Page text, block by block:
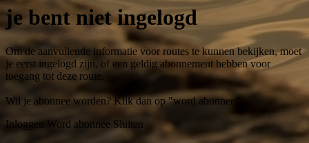
je bent niet ingelogd
Om de aanvullende informatie voor routes te kunnen bekijken, moet
je eerst ingelogd zijn, of een geldig abonnement hebben voor
toegang tot deze route.
Wil je abonnee worden? Klik dan op "word abonnee"
Inloggen Word abonnee Sluiten